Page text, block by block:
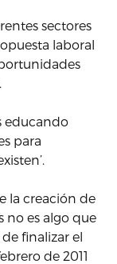
sectores
laboral
educando
para
la creación de
no es algo que
finalizar el
de 2011